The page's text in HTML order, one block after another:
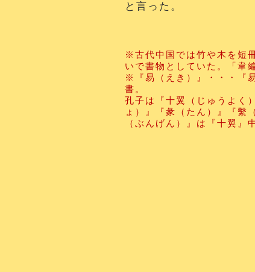
と言った。
※古代中国では竹や木を短
いで書物としていた。「韋
※『易（えき）』・・・『
書。
孔子は『十翼（じゅうよく
ょ）』『彖（たん）』『繫
（ぶんげん）』は『十翼』